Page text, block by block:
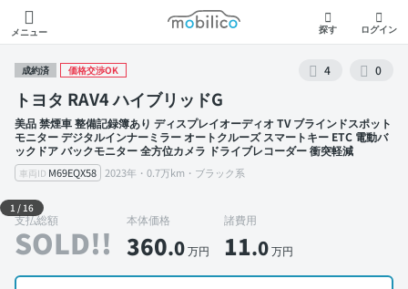
メニュー
モビリコ
探す ログイン
成約済 価格交渉OK 4 0
トヨタ RAV4 ハイブリッドG
美品 禁煙車 整備記録簿あり ディスプレイオーディオ TV ブラインドスポット
モニター デジタルインナーミラー オートクルーズ スマートキー ETC 電動バ
ックドア バックモニター 全方位カメラ ドライブレコーダー 衝突軽減
車両ID M69EQX58 2023年・0.7万km・ブラック系
外装 左前
1 /16
支払総額
SOLD!!
本体価格
360.0万円
諸費用
11.0万円